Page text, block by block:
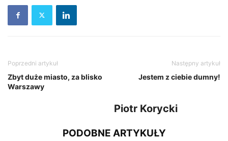
Poprzedni artykuł
Zbyt duże miasto, za blisko
Warszawy
Następny artykuł
Jestem z ciebie dumny!
Piotr Korycki
PODOBNE ARTYKUŁY